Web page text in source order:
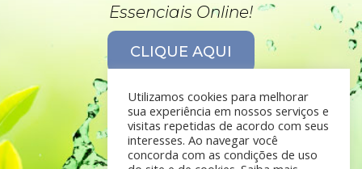
Essenciais Online!
CLIQUE AQUI
Utilizamos cookies para melhorar
sua experiência em nossos serviços e
visitas repetidas de acordo com seus
interesses. Ao navegar você
concorda com as condições de uso